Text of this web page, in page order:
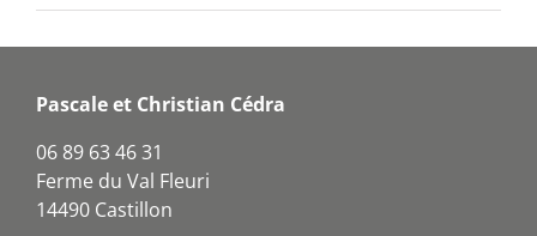
Pascale et Christian Cédra
06 89 63 46 31
Ferme du Val Fleuri
14490 Castillon